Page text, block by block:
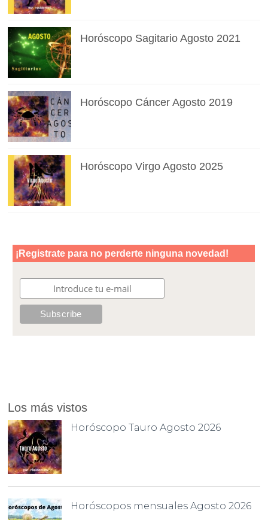
Horóscopo Sagitario Agosto 2021
Horóscopo Cáncer Agosto 2019
Horóscopo Virgo Agosto 2025
Los más vistos
Horóscopo Tauro Agosto 2026
Horóscopos mensuales Agosto 2026